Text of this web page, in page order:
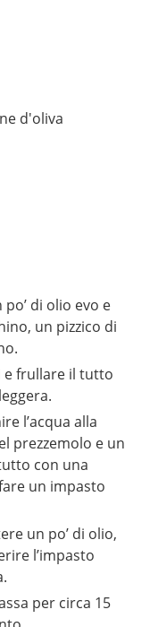
d'oliva
di olio evo e
un pizzico di
e frullare il tutto
l’acqua alla
prezzemolo e un
con una
un impasto
un po’ di olio,
l’impasto
per circa 15